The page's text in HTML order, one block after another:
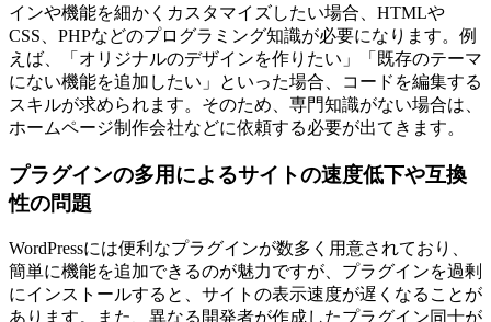
インや機能を細かくカスタマイズしたい場合、HTMLや
CSS、PHPなどのプログラミング知識が必要になります。例
えば、「オリジナルのデザインを作りたい」「既存のテーマ
にない機能を追加したい」といった場合、コードを編集する
スキルが求められます。そのため、専門知識がない場合は、
ホームページ制作会社などに依頼する必要が出てきます。
プラグインの多用によるサイトの速度低下や互換
性の問題
WordPressには便利なプラグインが数多く用意されており、
簡単に機能を追加できるのが魅力ですが、プラグインを過剰
にインストールすると、サイトの表示速度が遅くなることが
あります。また、異なる開発者が作成したプラグイン同士が